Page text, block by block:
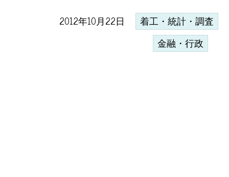
2012年10月22日 着工・統計・調査
金融・行政